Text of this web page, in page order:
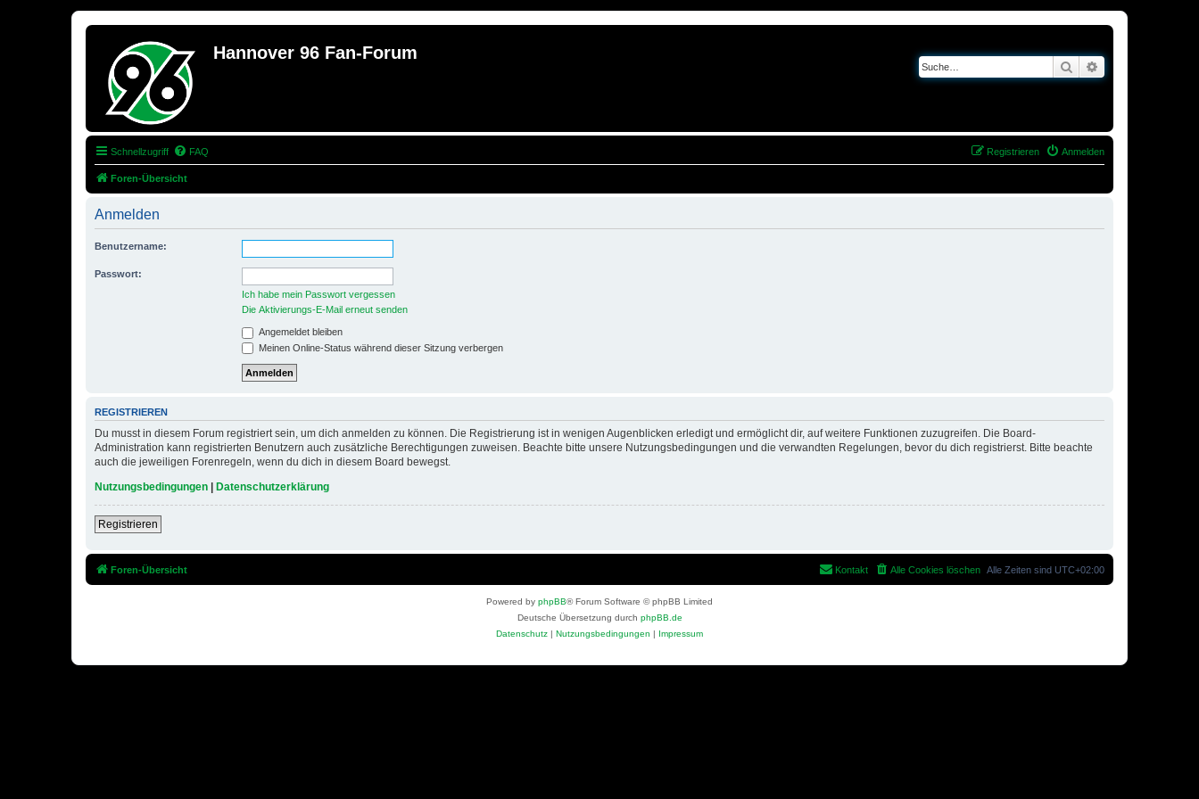
Hannover 96 Fan-Forum
Suche
Schnellzugriff FAQ Anmelden
Registrieren
Foren-Übersicht
Anmelden
Benutzername:
Passwort:
Ich habe mein Passwort vergessen
Die Aktivierungs-E-Mail erneut senden
Angemeldet bleiben
Meinen Online-Status während dieser Sitzung verbergen
REGISTRIEREN
Du musst in diesem Forum registriert sein, um dich anmelden zu können. Die Registrierung ist in wenigen Augenblicken erledigt und ermöglicht dir, auf weitere Funktionen zuzugreifen. Die Board-
Administration kann registrierten Benutzern auch zusätzliche Berechtigungen zuweisen. Beachte bitte unsere Nutzungsbedingungen und die verwandten Regelungen, bevor du dich registrierst. Bitte beachte
auch die jeweiligen Forenregeln, wenn du dich in diesem Board bewegst.
Nutzungsbedingungen | Datenschutzerklärung
Registrieren
Foren-Übersicht Alle Zeiten sind UTC+02:00
Alle Cookies löschen
Kontakt
Powered by phpBB® Forum Software © phpBB Limited
Deutsche Übersetzung durch phpBB.de
Datenschutz | Nutzungsbedingungen | Impressum